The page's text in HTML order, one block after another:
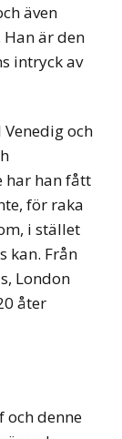
även
är den
intryck av
och
har han fått
för raka
i stället
kan. Från
London
åter
och denne